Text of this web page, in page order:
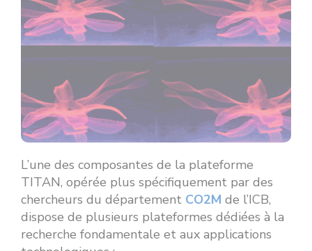
L’une des composantes de la plateforme
TITAN, opérée plus spécifiquement par des
chercheurs du département CO2M de l’ICB,
dispose de plusieurs plateformes dédiées à la
recherche fondamentale et aux applications